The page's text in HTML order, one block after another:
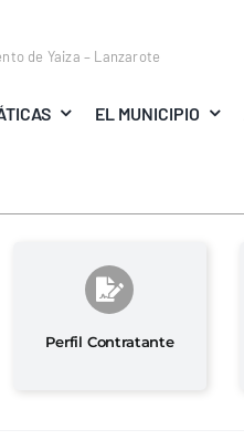
de Yaiza – Lanzarote
EL MUNICIPIO
Perfil Contratante